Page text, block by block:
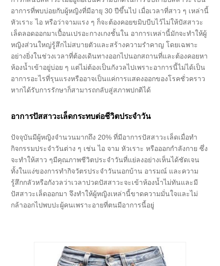
อาการที่พบบ่อยกับผู้หญิงที่มีอายุ 30 ปีขึ้นไป เมื่อเวลาที่สาว ๆ เหล่านี้
หัวเราะ ไอ หรือว่าจามแรง ๆ ก็จะต้องคอยขมิบบีบไว้ไม่ให้ปัสสาวะ
เล็ดลอดออกมาเปื้อนเปรอะกางเกงชั้นใน อาการเหล่านี้มักจะทำให้ผู้
หญิงส่วนใหญ่รู้สึกไม่สบายตัวและสร้างความรำคาญ โดยเฉพาะ
อย่างยิ่งในช่วงเวลาที่ต้องเดินทางออกไปนอกสถานที่และต้องคอยหา
ห้องน้ำเข้าอยู่บ่อย ๆ แต่ไม่ต้องเป็นกังวลไปเพราะอาการนี้ไม่ได้เป็น
อาการอะไรที่รุนแรงหรืออาจเป็นแค่การแสดงออกของโรคชั่วคราว
หากได้รับการรักษาก็สามารถกลับสู่สภาพปกติได้
อาการปัสสาวะเล็ดกระทบต่อชีวิตประจำวัน
ปัจจุบันมีผู้หญิงจำนวนมากถึง 20% ที่มีอาการปัสสาวะเล็ดเมื่อทำ
กิจกรรมประจำวันต่าง ๆ เช่น ไอ จาม หัวเราะ หรือออกกำลังกาย ซึ่ง
จะทำให้สาว ๆมีคุณภาพชีวิตประจำวันที่แย่ลงอย่างเห็นได้ชัดเจน
ทั้งในแง่ของการทำกิจวัตรประจำวันนอกบ้าน อารมณ์ และความ
รู้สึกกลัวหรือกังวลว่าเวลาปวดปัสสาวะจะเข้าห้องน้ำไม่ทันและมี
ปัสสาวะเล็ดออกมา จึงทำให้ผู้หญิงเหล่านี้ขาดความมั่นใจและไม่
กล้าออกไปพบปะผู้คนเพราะอายที่ตนมีอาการนี้อยู่